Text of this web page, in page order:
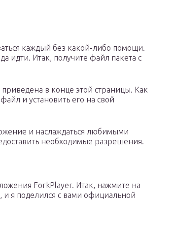
каждый без какой-либо помощи.
идти. Итак, получите файл пакета с
приведена в конце этой страницы. Как
и установить его на свой
и наслаждаться любимыми
необходимые разрешения.
ForkPlayer. Итак, нажмите на
и я поделился с вами официальной